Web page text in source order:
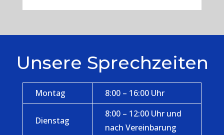
Unsere Sprechzeiten
Montag 8:00 – 16:00 Uhr
Dienstag
8:00 – 12:00 Uhr und
nach Vereinbarung